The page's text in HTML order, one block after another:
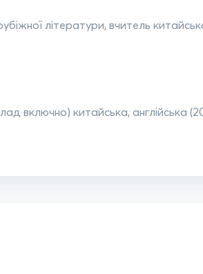
літератури, вчитель
включно) китайська, англійська